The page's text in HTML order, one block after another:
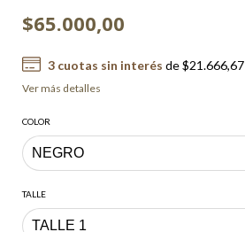
$65.000,00
3cuotas sin interés de$21.666,67
Ver más detalles
COLOR
TALLE